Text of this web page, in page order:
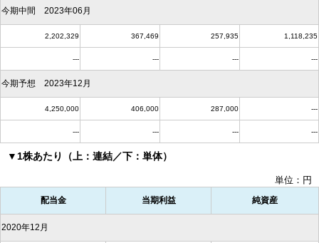
今期中間 2023年06月
2,202,329 367,469 257,935 1,118,235
--- --- --- ---
今期予想 2023年12月
4,250,000 406,000 287,000 ---
--- --- --- ---
▼1株あたり（上：連結／下：単体）
単位：円
配当金 当期利益 純資産
2020年12月